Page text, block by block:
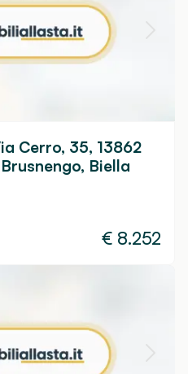
Cerro, 35, 13862
Biella
€ 8.252